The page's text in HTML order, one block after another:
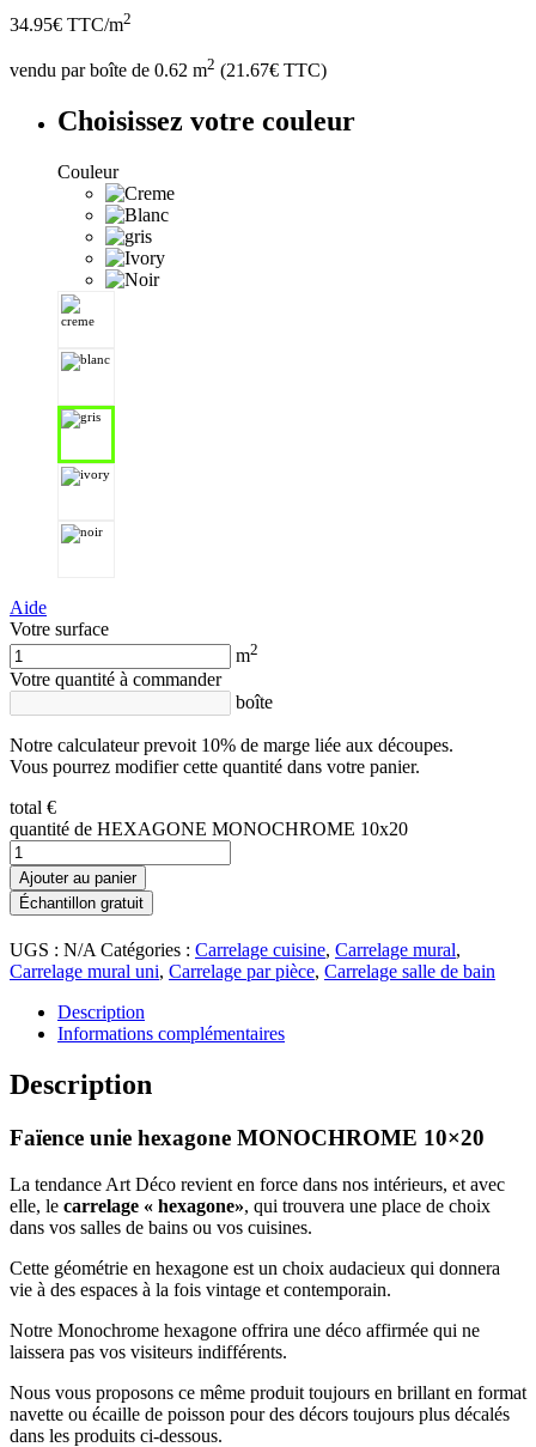
34.95€ TTC/m2
vendu par boîte de 0.62 m2 (21.67€ TTC)
Choisissez votre couleur
Couleur
Aide
Votre surface
m2
Votre quantité à commander
boîte
Notre calculateur prevoit 10% de marge liée aux découpes.
Vous pourrez modifier cette quantité dans votre panier.
total €
quantité de HEXAGONE MONOCHROME 10x20
Ajouter au panier
Échantillon gratuit
UGS : N/A Catégories : Carrelage cuisine, Carrelage mural,
Carrelage mural uni, Carrelage par pièce, Carrelage salle de bain
Description
Informations complémentaires
Description
Faïence unie hexagone MONOCHROME 10×20
La tendance Art Déco revient en force dans nos intérieurs, et avec
elle, le carrelage « hexagone», qui trouvera une place de choix
dans vos salles de bains ou vos cuisines.
Cette géométrie en hexagone est un choix audacieux qui donnera
vie à des espaces à la fois vintage et contemporain.
Notre Monochrome hexagone offrira une déco affirmée qui ne
laissera pas vos visiteurs indifférents.
Nous vous proposons ce même produit toujours en brillant en format
navette ou écaille de poisson pour des décors toujours plus décalés
dans les produits ci-dessous.